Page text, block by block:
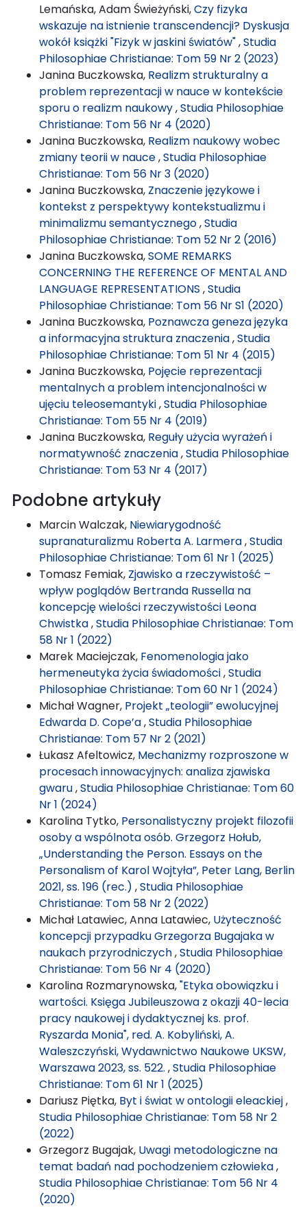
Lemańska, Adam Świeżyński,Czy fizyka
wskazuje na istnienie transcendencji? Dyskusja
wokół książki "Fizyk w jaskini światów",Studia
Philosophiae Christianae: Tom 59 Nr 2 (2023)
Janina Buczkowska, Realizm strukturalny a
problem reprezentacji w nauce w kontekście
sporu o realizm naukowy,Studia Philosophiae
Christianae: Tom 56 Nr 4 (2020)
Janina Buczkowska, Realizm naukowy wobec
zmiany teorii w nauce,Studia Philosophiae
Christianae: Tom 56 Nr 3 (2020)
Janina Buczkowska, Znaczenie językowe i
kontekst z perspektywy kontekstualizmu i
minimalizmu semantycznego,Studia
Philosophiae Christianae: Tom 52 Nr 2 (2016)
Janina Buczkowska,SOME REMARKS
CONCERNING THE REFERENCE OF MENTAL AND
LANGUAGE REPRESENTATIONS ,Studia
Philosophiae Christianae: Tom 56 Nr S1 (2020)
Janina Buczkowska, Poznawcza geneza języka
a informacyjna struktura znaczenia,Studia
Philosophiae Christianae: Tom 51 Nr 4 (2015)
Janina Buczkowska, Pojęcie reprezentacji
mentalnych a problem intencjonalności w
ujęciu teleosemantyki,Studia Philosophiae
Christianae: Tom 55 Nr 4 (2019)
Janina Buczkowska, Reguły użycia wyrażeń i
normatywność znaczenia,Studia Philosophiae
Christianae: Tom 53 Nr 4 (2017)
Podobne artykuły
Marcin Walczak, Niewiarygodność
supranaturalizmu Roberta A. Larmera,Studia
Philosophiae Christianae: Tom 61 Nr 1 (2025)
Tomasz Femiak, Zjawisko a rzeczywistość –
wpływ poglądów Bertranda Russella na
koncepcję wielości rzeczywistości Leona
Chwistka,Studia Philosophiae Christianae: Tom
58 Nr 1 (2022)
Marek Maciejczak, Fenomenologia jako
hermeneutyka życia świadomości,Studia
Philosophiae Christianae: Tom 60 Nr 1 (2024)
Michał Wagner, Projekt „teologii” ewolucyjnej
Edwarda D. Cope’a,Studia Philosophiae
Christianae: Tom 57 Nr 2 (2021)
Łukasz Afeltowicz, Mechanizmy rozproszone w
procesach innowacyjnych: analiza zjawiska
gwaru,Studia Philosophiae Christianae: Tom 60
Nr 1 (2024)
Karolina Tytko, Personalistyczny projekt filozofii
osoby a wspólnota osób. Grzegorz Hołub,
„Understanding the Person. Essays on the
Personalism of Karol Wojtyła”, Peter Lang, Berlin
2021, ss. 196 (rec.) ,Studia Philosophiae
Christianae: Tom 58 Nr 2 (2022)
Michał Latawiec, Anna Latawiec, Użyteczność
koncepcji przypadku Grzegorza Bugajaka w
naukach przyrodniczych,Studia Philosophiae
Christianae: Tom 56 Nr 4 (2020)
Karolina Rozmarynowska,"Etyka obowiązku i
wartości. Księga Jubileuszowa z okazji 40-lecia
pracy naukowej i dydaktycznej ks. prof.
Ryszarda Monia", red. A. Kobyliński, A.
Waleszczyński, Wydawnictwo Naukowe UKSW,
Warszawa 2023, ss. 522. ,Studia Philosophiae
Christianae: Tom 61 Nr 1 (2025)
Dariusz Piętka, Byt i świat w ontologii eleackiej,
Studia Philosophiae Christianae: Tom 58 Nr 2
(2022)
Grzegorz Bugajak, Uwagi metodologiczne na
temat badań nad pochodzeniem człowieka,
Studia Philosophiae Christianae: Tom 56 Nr 4
(2020)